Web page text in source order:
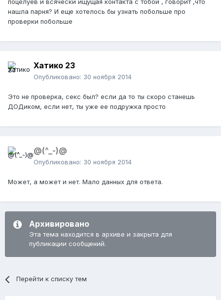
нашла парня? И еще хотелось бы узнать побольше про
проверки побольше
Хатико 23
Опубликовано: 30 ноября 2014
Это не проверка, секс был? если да то ты скоро станешь
ДОДиком, если нет, ты уже ее подружка просто
@(^_-)@
Опубликовано: 30 ноября 2014
Может, а может и нет. Мало данных для ответа.
Архивировано
Эта тема находится в архиве и закрыта для
публикации сообщений.
Перейти к списку тем